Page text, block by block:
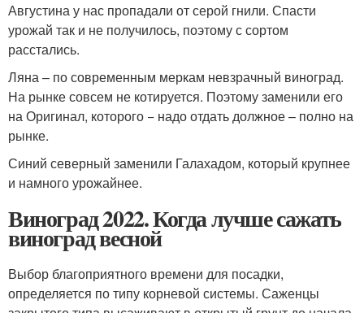
Августина у нас пропадали от серой гнили. Спасти
урожай так и не получилось, поэтому с сортом
расстались.
Ляна – по современным меркам невзрачный виноград.
На рынке совсем не котируется. Поэтому заменили его
на Оригинал, которого − надо отдать должное – полно на
рынке.
Синий северный заменили Галахадом, который крупнее
и намного урожайнее.
Виноград 2022. Когда лучше сажать
виноград весной
Выбор благоприятного времени для посадки,
определяется по типу корневой системы. Саженцы